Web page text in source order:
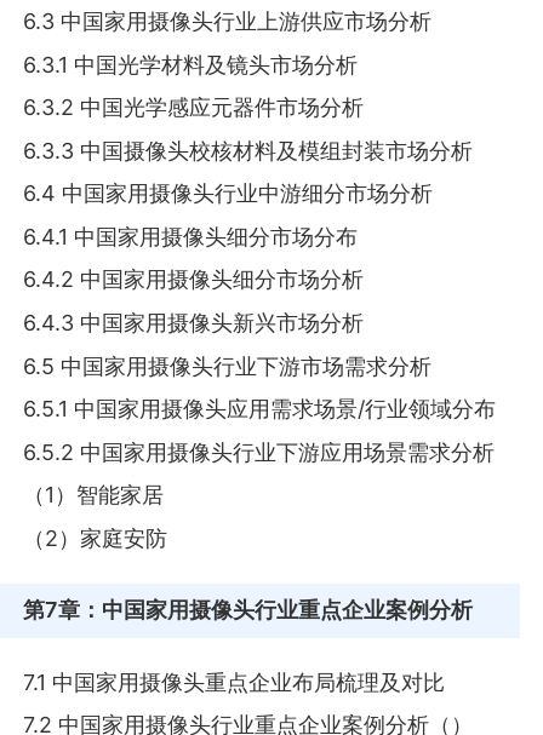
6.3 中国家用摄像头行业上游供应市场分析
6.3.1 中国光学材料及镜头市场分析
6.3.2 中国光学感应元器件市场分析
6.3.3 中国摄像头校核材料及模组封装市场分析
6.4 中国家用摄像头行业中游细分市场分析
6.4.1 中国家用摄像头细分市场分布
6.4.2 中国家用摄像头细分市场分析
6.4.3 中国家用摄像头新兴市场分析
6.5 中国家用摄像头行业下游市场需求分析
6.5.1 中国家用摄像头应用需求场景/行业领域分布
6.5.2 中国家用摄像头行业下游应用场景需求分析
（1）智能家居
（2）家庭安防
第7章 ：中国家用摄像头行业重点企业案例分析
7.1 中国家用摄像头重点企业布局梳理及对比
7.2 中国家用摄像头行业重点企业案例分析（）